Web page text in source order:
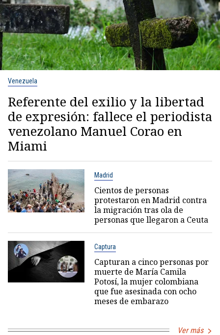
Venezuela
Referente del exilio y la libertad
de expresión: fallece el periodista
venezolano Manuel Corao en
Miami
Madrid
Cientos de personas
protestaron en Madrid contra
la migración tras ola de
personas que llegaron a Ceuta
Captura
Capturan a cinco personas por
muerte de María Camila
Potosí, la mujer colombiana
que fue asesinada con ocho
meses de embarazo
Ver más